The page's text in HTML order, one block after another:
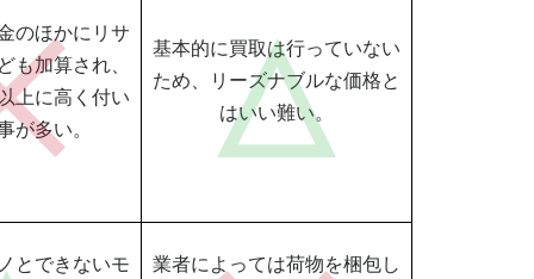
のほかにリサ
も加算され、
上に高く付い
が多い。
基本的に買取は行っていない
ため、リーズナブルな価格と
はいい難い。
とできないモ
業者によっては荷物を梱包し